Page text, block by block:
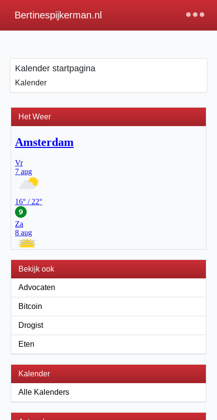
×
Bertinespijkerman.nl
Kalender startpagina
Kalender
Het Weer
Bekijk ook
Advocaten
Bitcoin
Drogist
Eten
Kalender
Alle Kalenders